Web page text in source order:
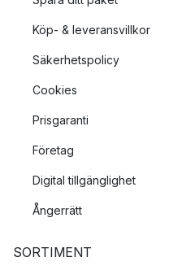
Köp- & leveransvillkor
Säkerhetspolicy
Cookies
Prisgaranti
Företag
Digital tillgänglighet
Ångerrätt
SORTIMENT